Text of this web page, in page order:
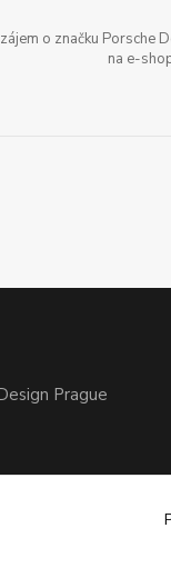
o značku Porsche
na e-
Prague